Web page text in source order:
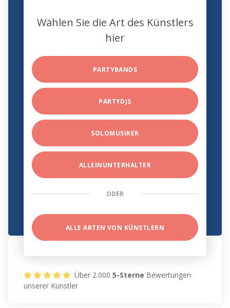
Wählen Sie die Art des Künstlers
hier
PARTYBANDS
PARTYDJS
SOLOMUSIKER
ALLEINUNTERHALTER
ODER
ALLE ARTEN VON KÜNSTLERN
Über 2.0005-Sterne Bewertungen
unserer Künstler